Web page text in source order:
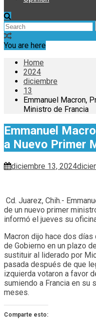
You are here
Home
2024
diciembre
13
Emmanuel Macron,
Ministro de Francia
Emmanuel
a Nuevo Primer
diciembre 13, 2024
Cd. Juarez, Chih.-
de un nuevo primer
informó el jueves su
Macron dijo hace dos días
de Gobierno en un plazo
sustituir al liderado por
pasada después de que
izquierda votaron a favor
sumiendo a Francia en su
meses.
Comparte esto: